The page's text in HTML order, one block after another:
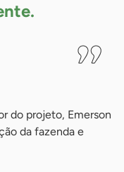
do projeto, Emerson
da fazenda e